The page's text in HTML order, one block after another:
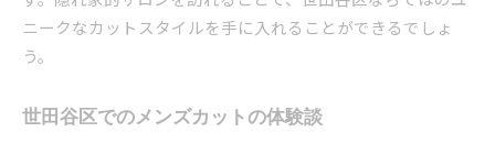
ル
ライフステージに合わせたカット提案
季節ごとのおすすめスタイルを紹介
ニークなカットスタイルを手に入れることができるでしょ
う。
世田谷区でのメンズカットの体験談